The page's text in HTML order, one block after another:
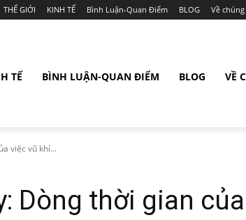
THẾ GIỚI KINH TẾ Bình Luận-Quan Điểm BLOG Về
TẾ BÌNH LUẬN-QUAN ĐIỂM BLOG VỀ
việc vũ khí...
Dòng thời gian